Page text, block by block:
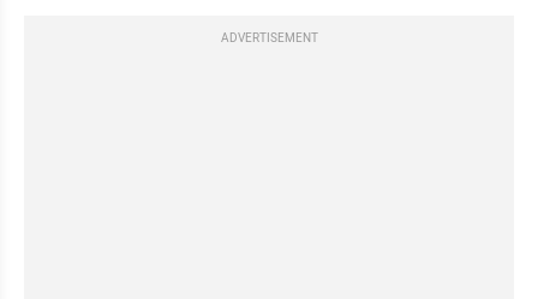
ADVERTISEMENT